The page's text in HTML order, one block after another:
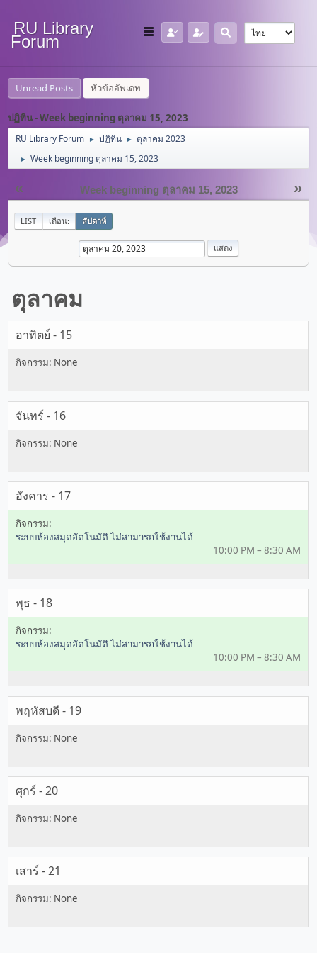
RU Library
Forum
Unread Posts หัวข้ออัพเดท
ปฏิทิน - Week beginning ตุลาคม 15, 2023
RU Library Forum ► ปฏิทิน ► ตุลาคม 2023
► Week beginning ตุลาคม 15, 2023
« »
Week beginning ตุลาคม 15, 2023
LIST เดือน: สัปดาห์
ตุลาคม
อาทิตย์ - 15
จันทร์ - 16
อังคาร - 17
ระบบห้องสมุดอัตโนมัติ ไม่สามารถใช้งานได้
10:00 PM – 8:30 AM
พุธ - 18
ระบบห้องสมุดอัตโนมัติ ไม่สามารถใช้งานได้
10:00 PM – 8:30 AM
พฤหัสบดี - 19
ศุกร์ - 20
เสาร์ - 21